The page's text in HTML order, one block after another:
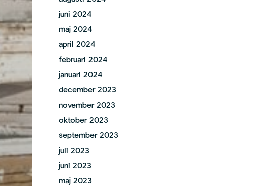
juni 2024
maj 2024
april 2024
februari 2024
januari 2024
december 2023
november 2023
oktober 2023
september 2023
juli 2023
juni 2023
maj 2023